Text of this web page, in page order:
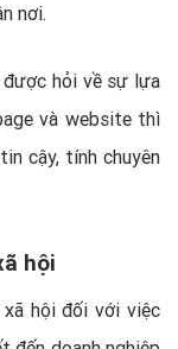
nơi.
được hỏi về sự lựa
và website thì
cậy, tính chuyên
hội
xã hội đối với việc